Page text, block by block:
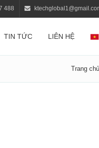
488
TIN TỨC LIÊN HỆ
Trang chủ